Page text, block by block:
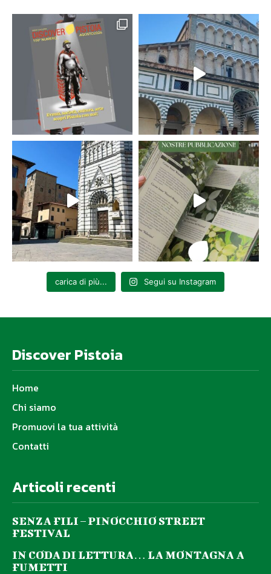
carica di più... Segui su Instagram
Discover Pistoia
Home
Chi siamo
Promuovi la tua attività
Contatti
Articoli recenti
SENZA FILI – PINOCCHIO STREET
FESTIVAL
IN CODA DI LETTURA… LA MONTAGNA A
FUMETTI